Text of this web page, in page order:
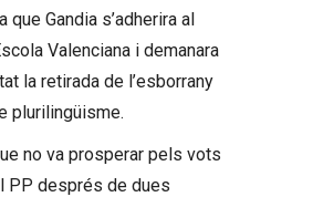
que Gandia s’adherira al
Valenciana i demanara
la retirada de l’esborrany
plurilingüisme.
no va prosperar pels vots
PP després de dues